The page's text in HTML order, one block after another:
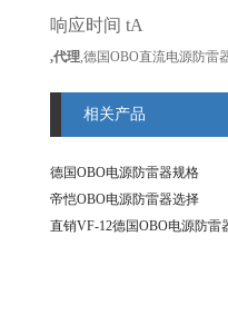
响应时间 tA
,代理,德国OBO直流电源防雷
相关产品
德国OBO电源防雷器规格
帝恺OBO电源防雷器选择
直销VF-12德国OBO电源防雷